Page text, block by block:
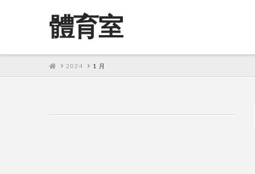
體育室
HOME
2024 1 月